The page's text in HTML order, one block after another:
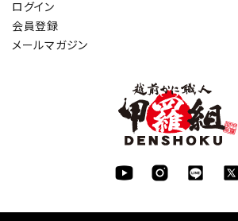
ログイン
会員登録
メールマガジン